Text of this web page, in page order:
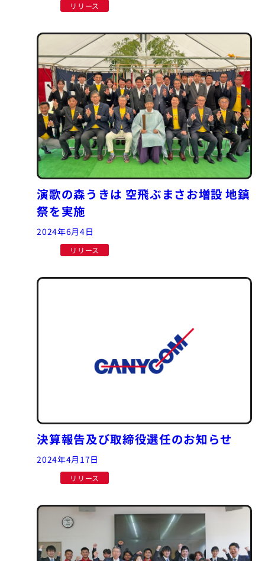
リリース
演歌の森うきは 空飛ぶまさお増設 地鎮
祭を実施
2024年6月4日
リリース
決算報告及び取締役選任のお知らせ
2024年4月17日
リリース